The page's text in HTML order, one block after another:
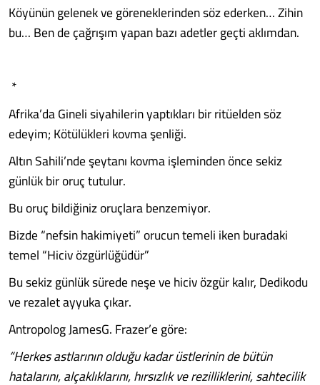
Köyünün gelenek ve göreneklerinden söz ederken… Zihin
bu… Ben de çağrışım yapan bazı adetler geçti aklımdan.
*
Afrika’da Gineli siyahilerin yaptıkları bir ritüelden söz
edeyim; Kötülükleri kovma şenliği.
Altın Sahili’nde şeytanı kovma işleminden önce sekiz
günlük bir oruç tutulur.
Bu oruç bildiğiniz oruçlara benzemiyor.
Bizde “nefsin hakimiyeti” orucun temeli iken buradaki
temel “Hiciv özgürlüğüdür”
Bu sekiz günlük sürede neşe ve hiciv özgür kalır, Dedikodu
ve rezalet ayyuka çıkar.
Antropolog JamesG. Frazer’e göre:
“Herkes astlarının olduğu kadar üstlerinin de bütün
hatalarını, alçaklıklarını, hırsızlık ve rezilliklerini, sahtecilik